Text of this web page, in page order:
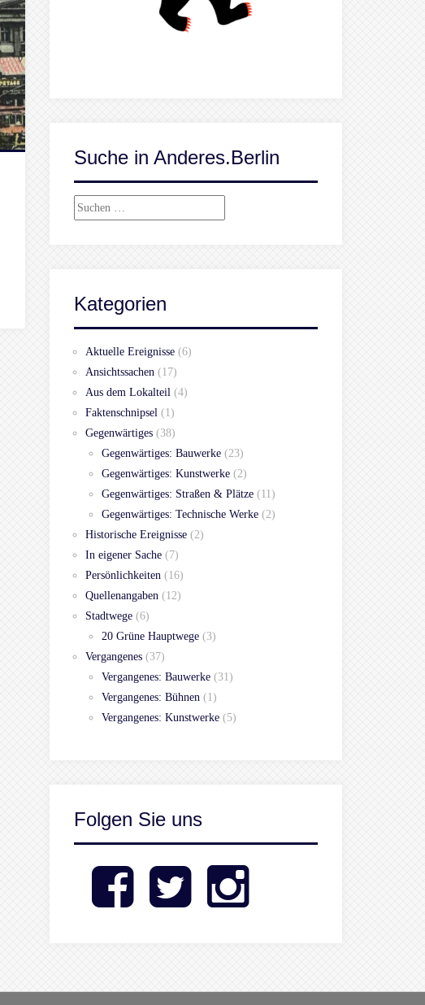
Suche in Anderes.Berlin
Suchen
Kategorien
Aktuelle Ereignisse (6)
Ansichtssachen (17)
Aus dem Lokalteil (4)
Faktenschnipsel (1)
Gegenwärtiges (38)
Gegenwärtiges: Bauwerke (23)
Gegenwärtiges: Kunstwerke (2)
Gegenwärtiges: Straßen & Plätze (11)
Gegenwärtiges: Technische Werke (2)
Historische Ereignisse (2)
In eigener Sache (7)
Persönlichkeiten (16)
Quellenangaben (12)
Stadtwege (6)
20 Grüne Hauptwege (3)
Vergangenes (37)
Vergangenes: Bauwerke (31)
Vergangenes: Bühnen (1)
Vergangenes: Kunstwerke (5)
Folgen Sie uns
Facebook Twitter Instagram